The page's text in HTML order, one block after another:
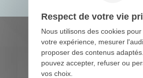
Respect de votre vie
Nous utilisons des cookies
votre expérience, mesurer
proposer des contenus
pouvez accepter, refuser ou
vos choix.